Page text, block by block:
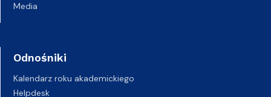
Media
Odnośniki
Kalendarz roku akademickiego
Helpdesk